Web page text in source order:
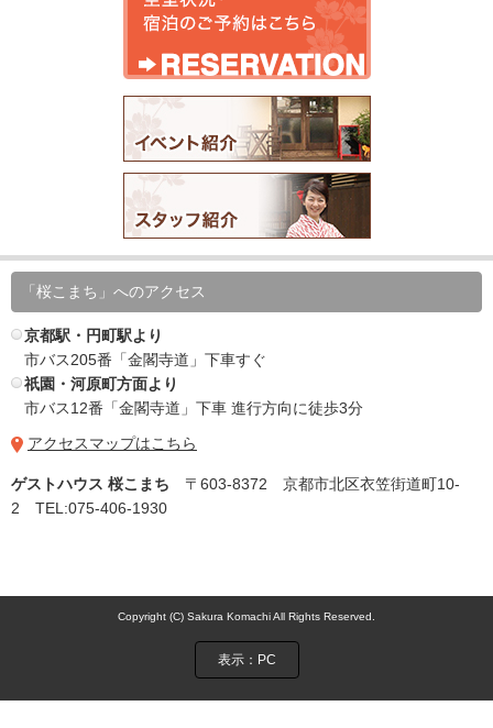
「桜こまち」へのアクセス
京都駅・円町駅より
市バス205番「金閣寺道」下車すぐ
祇園・河原町方面より
市バス12番「金閣寺道」下車 進行方向に徒歩3分
アクセスマップはこちら
ゲストハウス 桜こまち 〒603-8372 京都市北区衣笠街道町10-
2 TEL:075-406-1930
Copyright (C) Sakura Komachi All Rights Reserved.
表示：PC